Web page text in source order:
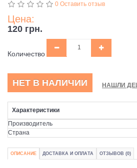
0 Оставить отзыв
Цена:
120 грн.
Количество
НЕТ В НАЛИЧИИ НАШЛИ
Характеристики
Производитель
Страна
ОПИСАНИЕ ДОСТАВКА И ОПЛАТА ОТЗЫВОВ (0)